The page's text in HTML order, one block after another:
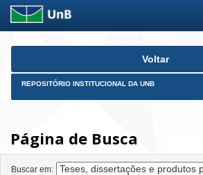
Skip
Voltar
REPOSITÓRIO INSTITUCIONAL DA UNB
Página de Busca
Buscar em: